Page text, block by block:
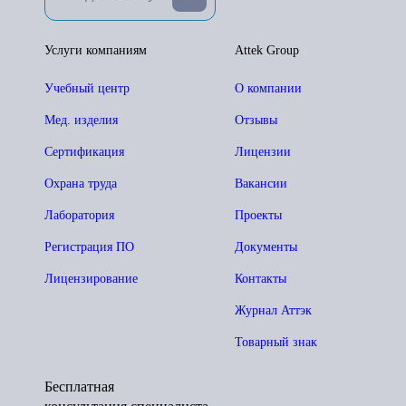
Attek Group
О компании
Отзывы
Лицензии
Вакансии
Проекты
Документы
Контакты
Журнал Аттэк
Товарный знак
Услуги компаниям
Учебный центр
Мед. изделия
Сертификация
Охрана труда
Лаборатория
Регистрация ПО
Лицензирование
Бесплатная